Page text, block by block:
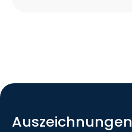
Auszeichnungen